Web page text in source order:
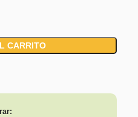
CARRITO